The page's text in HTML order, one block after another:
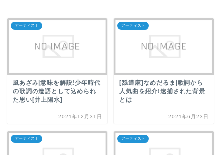
アーティスト
風あざみ|意味を解説!少年時代
の歌詞の造語として込められ
た思い[井上陽水]
2021年12月31日
アーティスト
[舐達麻]なめだるま|歌詞から
人気曲を紹介!逮捕された背景
とは
2021年6月23日
アーティスト アーティスト